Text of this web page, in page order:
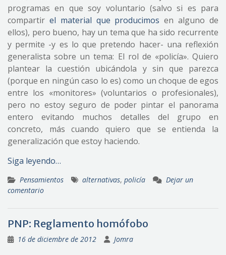
programas en que soy voluntario (salvo si es para
compartir el material que producimos en alguno de
ellos), pero bueno, hay un tema que ha sido recurrente
y permite -y es lo que pretendo hacer- una reflexión
generalista sobre un tema: El rol de «policía». Quiero
plantear la cuestión ubicándola y sin que parezca
(porque en ningún caso lo es) como un choque de egos
entre los «monitores» (voluntarios o profesionales),
pero no estoy seguro de poder pintar el panorama
entero evitando muchos detalles del grupo en
concreto, más cuando quiero que se entienda la
generalización que estoy haciendo.
Siga leyendo…
Pensamientos alternativas, policía
Dejar un
comentario
PNP: Reglamento homófobo
16 de diciembre de 2012 Jomra